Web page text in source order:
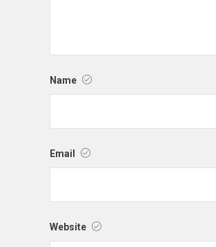
Name
Email
Website